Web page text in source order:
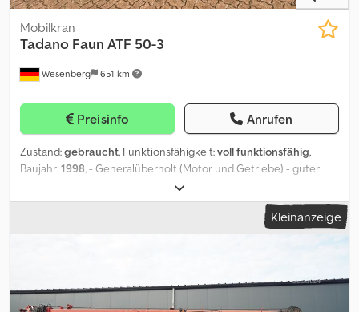
Wesenberg 651 km
Mobilkran
Tadano Faun ATF 50-3
Preisinfo Anrufen
Zustand:gebraucht, Funktionsfähigkeit:voll funktionsfähig,
Baujahr:1998, - Generalüberholt (Motor und Getriebe) - guter
gebrauchter Zustand Dcedpjyt Iqvjfx Aprek - km-Stand: 49500 -
Betriebsstunden: 15270 - nächste HU 08/2026 -
Doppelklappspitze 16m - Reifen 16.00R25 - Antriebsart 6x6 - als
Kleinanzeige